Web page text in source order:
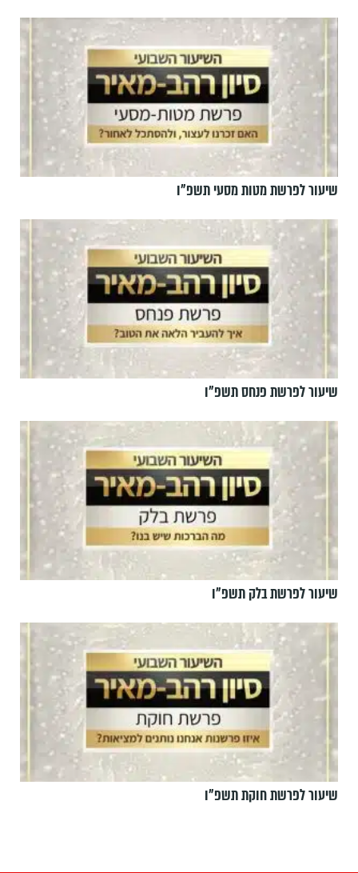
שיעור לפרשת מטות מסעי תשפ"ו
שיעור לפרשת פנחס תשפ"ו
שיעור לפרשת בלק תשפ"ו
שיעור לפרשת חוקת תשפ"ו